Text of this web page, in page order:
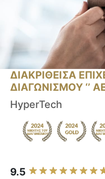
ΔΙΑΚΡΙΘΕΙΣΑ
ΔΙΑΓΩΝΙΣΜΟΥ ‘’
HyperTech
9.5